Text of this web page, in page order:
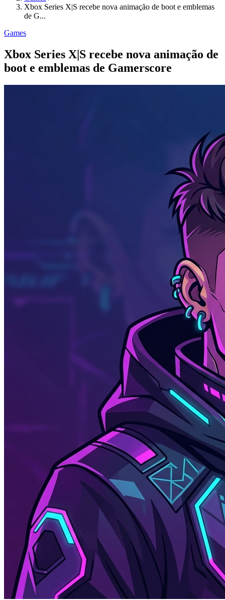
Xbox Series X|S recebe nova animação de boot e emblemas
de G...
Games
Xbox Series X|S recebe nova animação de
boot e emblemas de Gamerscore